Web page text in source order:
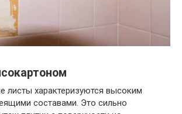
листы характеризуются высоким
составами. Это сильно